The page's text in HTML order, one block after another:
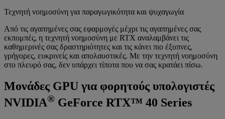
Τεχνητή νοημοσύνη για παραγωγικότητα και ψυχαγωγία
Από τις αγαπημένες σας εφαρμογές μέχρι τις αγαπημένες σας
εκπομπές, η τεχνητή νοημοσύνη με RTX αναλαμβάνει τις
καθημερινές σας δραστηριότητες και τις κάνει πιο έξυπνες,
γρήγορες, ευκρινείς και απολαυστικές. Με την τεχνητή νοημοσύνη
στο πλευρό σας, δεν υπάρχει τίποτα που να σας κρατάει πίσω.
Μονάδες GPU για φορητούς υπολογιστές
NVIDIA® GeForce RTX™ 40 Series